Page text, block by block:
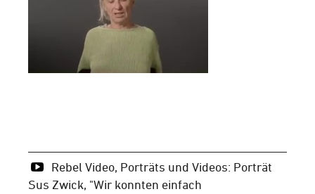
Rebel Video, Porträts und Videos: Porträt
Sus Zwick, "Wir konnten einfach